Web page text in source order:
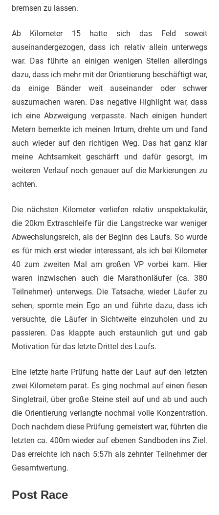
bremsen zu lassen.
Ab Kilometer 15 hatte sich das Feld soweit
auseinandergezogen, dass ich relativ allein unterwegs
war. Das führte an einigen wenigen Stellen allerdings
dazu, dass ich mehr mit der Orientierung beschäftigt war,
da einige Bänder weit auseinander oder schwer
auszumachen waren. Das negative Highlight war, dass
ich eine Abzweigung verpasste. Nach einigen hundert
Metern bemerkte ich meinen Irrtum, drehte um und fand
auch wieder auf den richtigen Weg. Das hat ganz klar
meine Achtsamkeit geschärft und dafür gesorgt, im
weiteren Verlauf noch genauer auf die Markierungen zu
achten.
Die nächsten Kilometer verliefen relativ unspektakulär,
die 20km Extraschleife für die Langstrecke war weniger
Abwechslungsreich, als der Beginn des Laufs. So wurde
es für mich erst wieder interessant, als ich bei Kilometer
40 zum zweiten Mal am großen VP vorbei kam. Hier
waren inzwischen auch die Marathonläufer (ca. 380
Teilnehmer) unterwegs. Die Tatsache, wieder Läufer zu
sehen, spornte mein Ego an und führte dazu, dass ich
versuchte, die Läufer in Sichtweite einzuholen und zu
passieren. Das klappte auch erstaunlich gut und gab
Motivation für das letzte Drittel des Laufs.
Eine letzte harte Prüfung hatte der Lauf auf den letzten
zwei Kilometern parat. Es ging nochmal auf einen fiesen
Singletrail, über große Steine steil auf und ab und auch
die Orientierung verlangte nochmal volle Konzentration.
Doch nachdem diese Prüfung gemeistert war, führten die
letzten ca. 400m wieder auf ebenen Sandboden ins Ziel.
Das erreichte ich nach 5:57h als zehnter Teilnehmer der
Gesamtwertung.
Post Race